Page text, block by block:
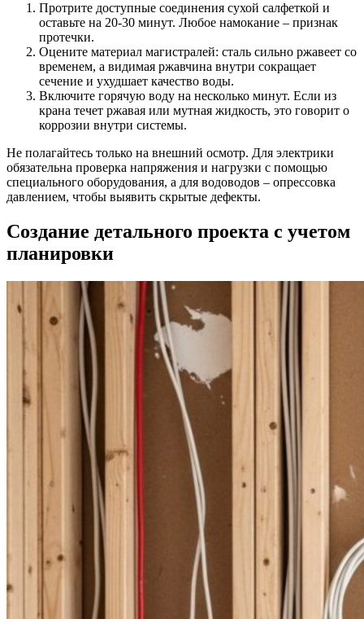
Протрите доступные соединения сухой салфеткой и
оставьте на 20-30 минут. Любое намокание – признак
протечки.
Оцените материал магистралей: сталь сильно ржавеет со
временем, а видимая ржавчина внутри сокращает
сечение и ухудшает качество воды.
Включите горячую воду на несколько минут. Если из
крана течет ржавая или мутная жидкость, это говорит о
коррозии внутри системы.
Не полагайтесь только на внешний осмотр. Для электрики
обязательна проверка напряжения и нагрузки с помощью
специального оборудования, а для водоводов – опрессовка
давлением, чтобы выявить скрытые дефекты.
Создание детального проекта с учетом
планировки